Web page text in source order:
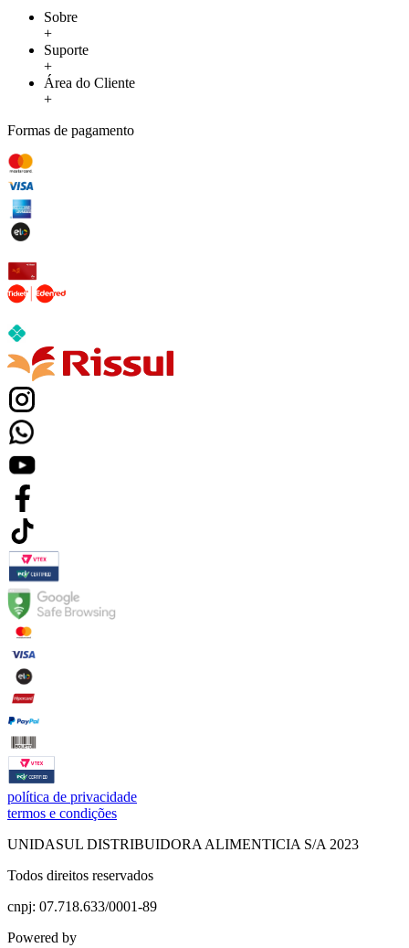
Sobre
+
Suporte
+
Área do Cliente
+
Formas de pagamento
política de privacidade
termos e condições
UNIDASUL DISTRIBUIDORA ALIMENTICIA S/A 2023
Todos direitos reservados
cnpj: 07.718.633/0001-89
Powered by